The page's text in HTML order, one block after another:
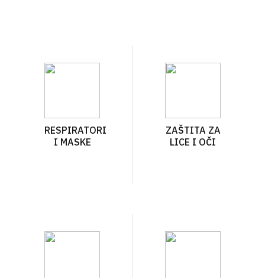
RESPIRATORI
I MASKE
ZAŠTITA ZA
LICE I OČI